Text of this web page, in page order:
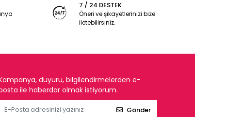
7 / 24 DESTEK
Öneri ve şikayetlerinizi bize
iletebilirsiniz.
duyuru, bilgilendirmelerden e-
ile haberdar olmak istiyorum.
Gönder